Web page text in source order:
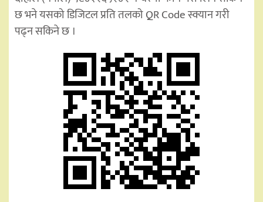
छ भने यसको डिजिटल प्रति तलको QR Code स्क्यान गरी
पढ्न सकिने छ ।